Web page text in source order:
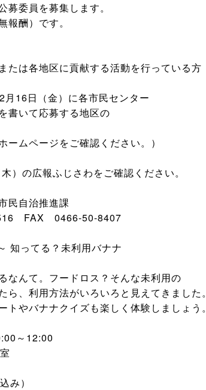
委員を募集します。
酬）です。
は各地区に貢献する活動を行っている方
16日（金）に各市民センター
て応募する地区の
ページをご確認ください。）
の広報ふじさわをご確認ください。
自治推進課
0466-50-8407
知ってる？未利用バナナ
んて。フードロス？そんな未利用の
、利用方法がいろいろと見えてきました。
やバナナクイズも楽しく体験しましょう。
～12:00
み）